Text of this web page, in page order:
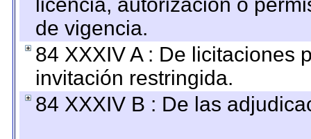
de vigencia.
84 XXXIV A : De licitaciones
invitación restringida.
84 XXXIV B : De las